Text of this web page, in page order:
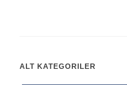
ALT KATEGORILER